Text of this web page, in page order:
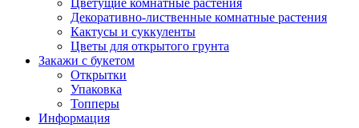
Цветущие комнатные растения
Декоративно-лиственные комнатные растения
Кактусы и суккуленты
Цветы для открытого грунта
Закажи с букетом
Открытки
Упаковка
Топперы
Информация